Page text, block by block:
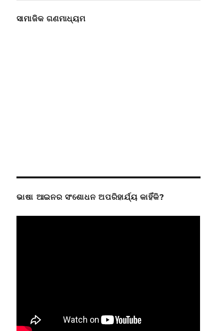
ସାମାଜିକ ଗଣମାଧ୍ୟମ
ଭାଷା ଆଇନର ସଂଶୋଧନ ଅପରିହାର୍ଯ୍ୟ କାହିଁକି?